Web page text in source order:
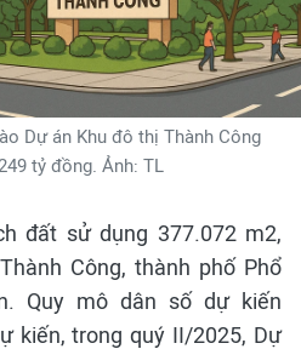
Dự án Khu đô thị Thành Công
tỷ đồng. Ảnh: TL
đất sử dụng 377.072 m2,
Công, thành phố Phổ
Quy mô dân số dự kiến
kiến, trong quý II/2025, Dự